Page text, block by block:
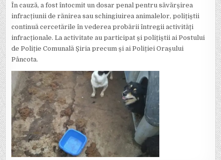
În cauză, a fost întocmit un dosar penal pentru săvărșirea
infracțiunii de rănirea sau schingiuirea animalelor, polițiștii
continuă cercetările în vederea probării întregii activități
infracționale. La activitate au participat și polițiștii ai Postului
de Poliție Comunală Șiria precum și ai Poliției Orașului
Pâncota.